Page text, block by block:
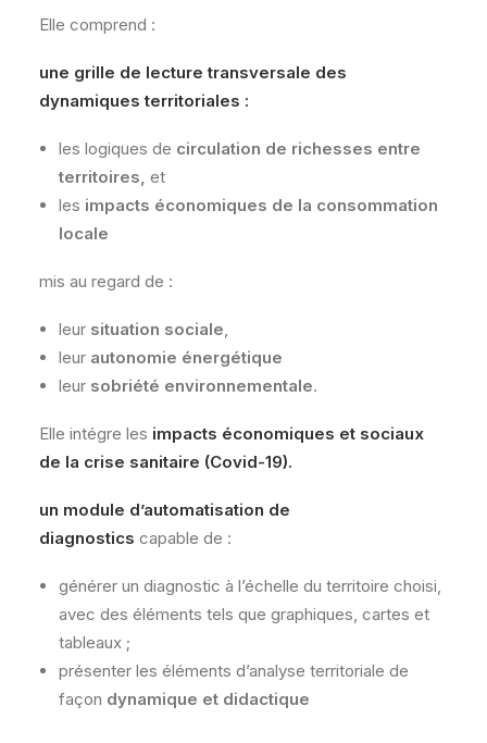
Elle comprend :
une grille de lecture transversale des
dynamiques territoriales :
les logiques de circulation de richesses entre
territoires, et
les impacts économiques de la consommation
locale
mis au regard de :
leur situation sociale,
leur autonomie énergétique
leur sobriété environnementale.
Elle intégre les impacts économiques et sociaux
de la crise sanitaire (Covid-19).
un module d’automatisation de
diagnostics capable de :
générer un diagnostic à l’échelle du territoire choisi,
avec des éléments tels que graphiques, cartes et
tableaux ;
présenter les éléments d’analyse territoriale de
façon dynamique et didactique